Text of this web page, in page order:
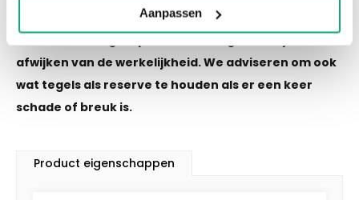
Aanpassen
Let op! Over gebleven tegels mogen niet retour! De
afwijken van de werkelijkheid. We adviseren om ook
wat tegels als reserve te houden als er een keer
schade of breuk is.
Product eigenschappen